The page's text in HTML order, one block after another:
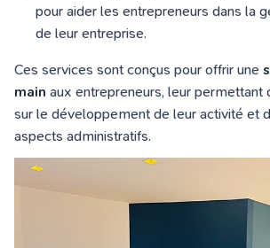
pour aider les entrepreneurs dans la
de leur entreprise.
Ces services sont conçus pour offrir une
main aux entrepreneurs, leur permettant
sur le développement de leur activité et
aspects administratifs.